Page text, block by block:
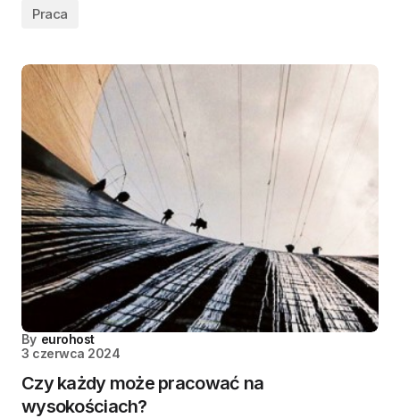
Praca
By eurohost
3 czerwca 2024
Czy każdy może pracować na
wysokościach?